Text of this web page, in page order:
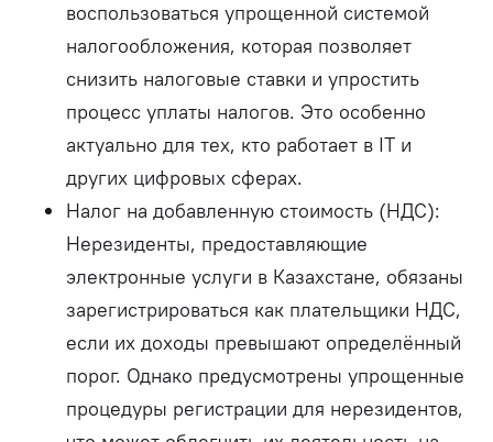
воспользоваться упрощенной системой
налогообложения, которая позволяет
снизить налоговые ставки и упростить
процесс уплаты налогов. Это особенно
актуально для тех, кто работает в IT и
других цифровых сферах.
Налог на добавленную стоимость (НДС):
Нерезиденты, предоставляющие
электронные услуги в Казахстане, обязаны
зарегистрироваться как плательщики НДС,
если их доходы превышают определённый
порог. Однако предусмотрены упрощенные
процедуры регистрации для нерезидентов,